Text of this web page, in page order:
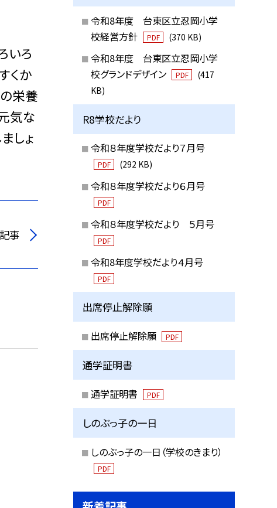
いろ
くか
栄養
気な
しょ
事
令和8年度 台東区立忍岡小学
校経営方針
PDF (370 KB)
令和8年度 台東区立忍岡小学
校グランドデザイン
PDF
(417
KB)
R8学校だより
令和８年度学校だより７月号
PDF (292 KB)
令和８年度学校だより６月号
PDF
令和８年度学校だより ５月号
PDF
令和8年度学校だより４月号
PDF
出席停止解除願
出席停止解除願 PDF
通学証明書
通学証明書 PDF
しのぶっ子の一日
しのぶっ子の一日（学校のきまり）
PDF